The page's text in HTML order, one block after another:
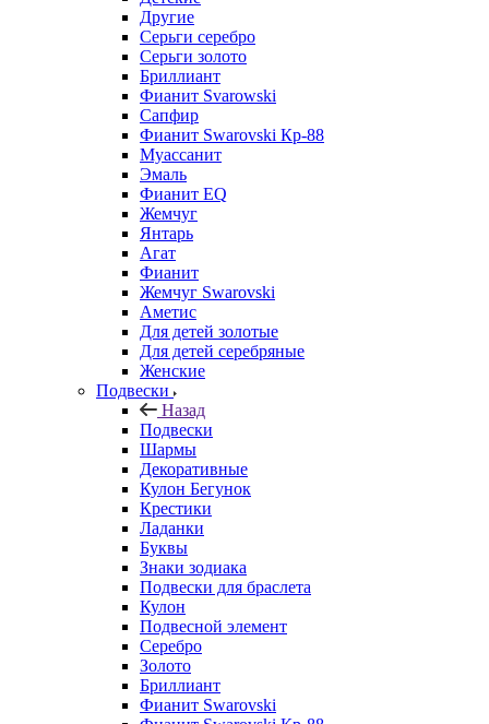
Другие
Серьги серебро
Серьги золото
Бриллиант
Фианит Svarowski
Сапфир
Фианит Swarovski Кр-88
Муассанит
Эмаль
Фианит EQ
Жемчуг
Янтарь
Агат
Фианит
Жемчуг Swarovski
Аметис
Для детей золотые
Для детей серебряные
Женские
Подвески
Назад
Подвески
Шармы
Декоративные
Кулон Бегунок
Крестики
Ладанки
Буквы
Знаки зодиака
Подвески для браслета
Кулон
Подвесной элемент
Серебро
Золото
Бриллиант
Фианит Swarovski